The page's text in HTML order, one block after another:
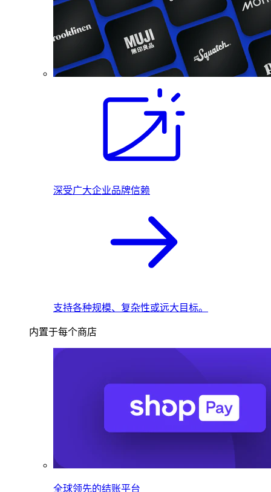
深受广大企业品牌信赖
支持各种规模、复杂性或远大目标。
内置于每个商店
全球领先的结账平台